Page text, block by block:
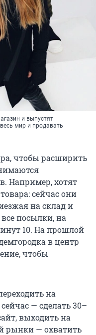
и выпустят
мир и продавать
чтобы расширить
Например, хотят
сейчас они
на склад и
посылки, на
10. На прошлой
в центр
чтобы
на
— сделать 30–
выходить на
рынки — охватить